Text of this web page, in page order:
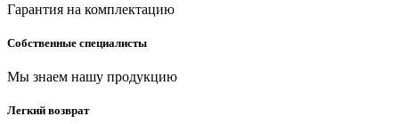
Гарантия на комплектацию
Собственные специалисты
Мы знаем нашу продукцию
Легкий возврат